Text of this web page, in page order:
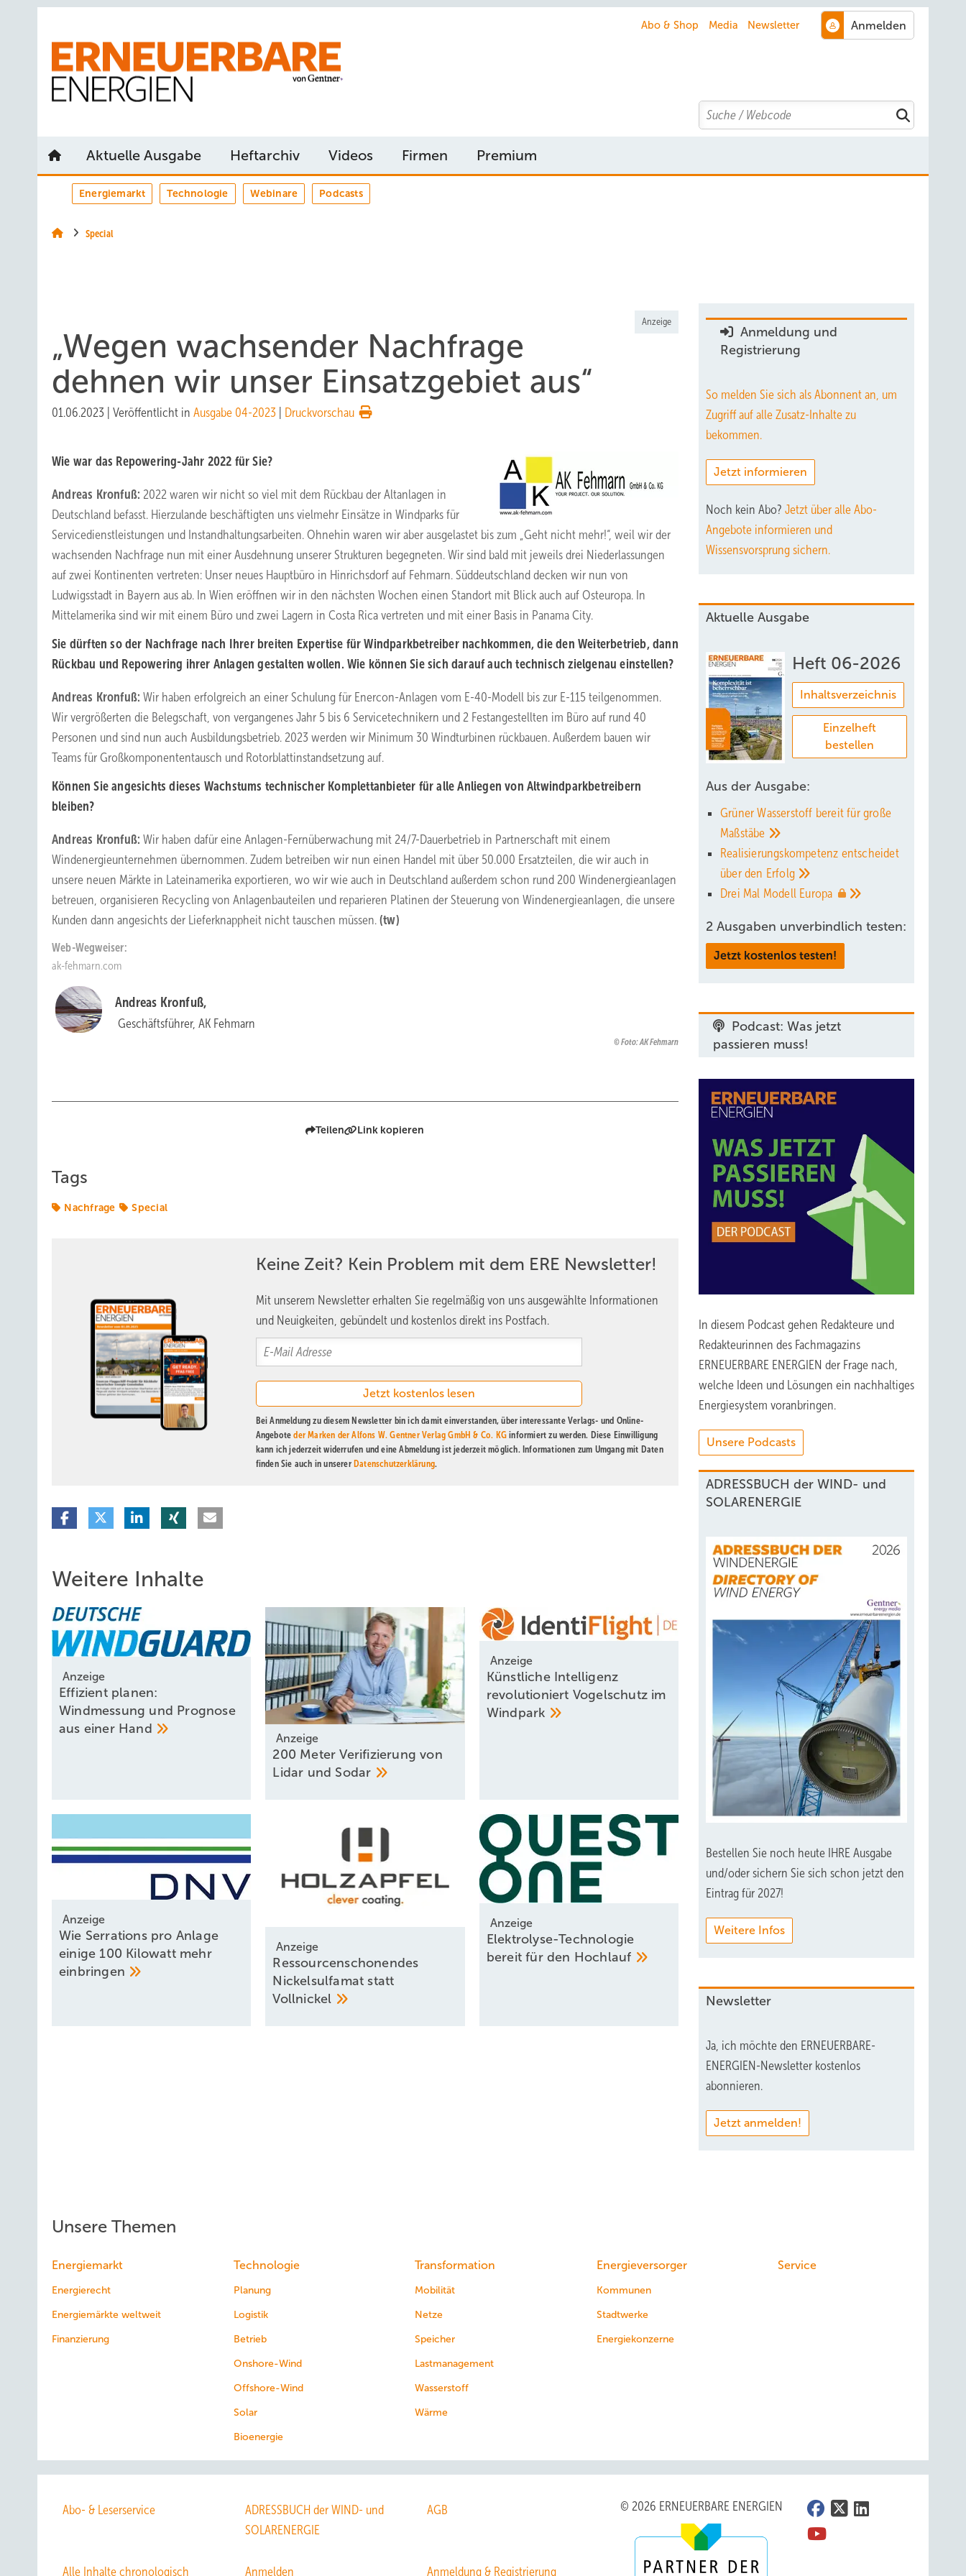
Abo & Shop Media Newsletter
Search
Aktuelle Ausgabe Heftarchiv Videos Firmen Premium
Energiemarkt Technologie Webinare Podcasts
Special
Anzeige
„Wegen wachsender Nachfrage
dehnen wir unser Einsatzgebiet aus“
01.06.2023 Veröffentlicht in Ausgabe 04-2023 Druckvorschau
Wie war das Repowering-Jahr 2022 für Sie?
Andreas Kronfuß: 2022 waren wir nicht so viel mit dem Rückbau der Altanlagen in
Deutschland befasst. Hierzulande beschäftigten uns vielmehr Einsätze in Windparks für
Servicedienstleistungen und Instandhaltungsarbeiten. Ohnehin waren wir aber ausgelastet bis zum „Geht nicht mehr!“, weil wir der
wachsenden Nachfrage nun mit einer Ausdehnung unserer Strukturen begegneten. Wir sind bald mit jeweils drei Niederlassungen
auf zwei Kontinenten vertreten: Unser neues Hauptbüro in Hinrichsdorf auf Fehmarn. Süddeutschland decken wir nun von
Ludwigsstadt in Bayern aus ab. In Wien eröffnen wir in den nächsten Wochen einen Standort mit Blick auch auf Osteuropa. In
Mittelamerika sind wir mit einem Büro und zwei Lagern in Costa Rica vertreten und mit einer Basis in Panama City.
Sie dürften so der Nachfrage nach Ihrer breiten Expertise für Windparkbetreiber nachkommen, die den Weiterbetrieb, dann
Rückbau und Repowering ihrer Anlagen gestalten wollen. Wie können Sie sich darauf auch technisch zielgenau einstellen?
Andreas Kronfuß: Wir haben erfolgreich an einer Schulung für Enercon-Anlagen vom E-40-Modell bis zur E-115 teilgenommen.
Wir vergrößerten die Belegschaft, von vergangenes Jahr 5 bis 6 Servicetechnikern und 2 Festangestellten im Büro auf rund 40
Personen und sind nun auch Ausbildungsbetrieb. 2023 werden wir Minimum 30 Windturbinen rückbauen. Außerdem bauen wir
Teams für Großkomponententausch und Rotorblattinstandsetzung auf.
Können Sie angesichts dieses Wachstums technischer Komplettanbieter für alle Anliegen von Altwindparkbetreibern
bleiben?
Andreas Kronfuß: Wir haben dafür eine Anlagen-Fernüberwachung mit 24/7-Dauerbetrieb in Partnerschaft mit einem
Windenergieunternehmen übernommen. Zudem betreiben wir nun einen Handel mit über 50.000 Ersatzteilen, die wir auch in
unsere neuen Märkte in Lateinamerika exportieren, wo wir wie auch in Deutschland außerdem schon rund 200 Windenergieanlagen
betreuen, organisieren Recycling von Anlagenbauteilen und reparieren Platinen der Steuerung von Windenergieanlagen, die unsere
Kunden dann angesichts der Lieferknappheit nicht tauschen müssen. (tw)
Web-Wegweiser:
ak-fehmarn.com
Andreas Kronfuß,
Geschäftsführer, AK Fehmarn
Foto: AK Fehmarn
Teilen Link kopieren
Tags
Nachfrage Special
Keine Zeit? Kein Problem mit dem ERE Newsletter!
Mit unserem Newsletter erhalten Sie regelmäßig von uns ausgewählte Informationen
und Neuigkeiten, gebündelt und kostenlos direkt ins Postfach.
Bei Anmeldung zu diesem Newsletter bin ich damit einverstanden, über interessante Verlags- und Online-
Angeboteder Marken der Alfons W. Gentner Verlag GmbH & Co. KG informiert zu werden. Diese Einwilligung
kann ich jederzeit widerrufen und eine Abmeldung ist jederzeit möglich. Informationen zum Umgang mit Daten
finden Sie auch in unserer Datenschutzerklärung.
Weitere Inhalte
Anzeige
Effizient planen:
Windmessung und Prognose
aus einer Hand
Anzeige
200 Meter Verifizierung von
Lidar und Sodar
Anzeige
Künstliche Intelligenz
revolutioniert Vogelschutz im
Windpark
Anzeige
Wie Serrations pro Anlage
einige 100 Kilowatt mehr
einbringen
Anzeige
Ressourcenschonendes
Nickelsulfamat statt
Vollnickel
Anzeige
Elektrolyse-Technologie
bereit für den Hochlauf
Anmeldung und
Registrierung
So melden Sie sich als Abonnent an, um
Zugriff auf alle Zusatz-Inhalte zu
bekommen.
Jetzt informieren
Noch kein Abo? Jetzt über alle Abo-
Angebote informieren und
Wissensvorsprung sichern.
Aktuelle Ausgabe
Heft 06-2026
Inhaltsverzeichnis
Einzelheft
bestellen
Aus der Ausgabe:
Grüner Wasserstoff bereit für große
Maßstäbe
Realisierungskompetenz entscheidet
über den Erfolg
Drei Mal Modell Europa
2 Ausgaben unverbindlich testen:
Jetzt kostenlos testen!
Podcast: Was jetzt
passieren muss!
In diesem Podcast gehen Redakteure und
Redakteurinnen des Fachmagazins
ERNEUERBARE ENERGIEN der Frage nach,
welche Ideen und Lösungen ein nachhaltiges
Energiesystem voranbringen.
Unsere Podcasts
ADRESSBUCH der WIND- und
SOLARENERGIE
Bestellen Sie noch heute IHRE Ausgabe
und/oder sichern Sie sich schon jetzt den
Eintrag für 2027!
Weitere Infos
Newsletter
Ja, ich möchte den ERNEUERBARE-
ENERGIEN-Newsletter kostenlos
abonnieren.
Jetzt anmelden!
Unsere Themen
Energiemarkt
Energierecht
Energiemärkte weltweit
Finanzierung
Technologie
Planung
Logistik
Betrieb
Onshore-Wind
Offshore-Wind
Solar
Bioenergie
Transformation
Mobilität
Netze
Speicher
Lastmanagement
Wasserstoff
Wärme
Energieversorger
Kommunen
Stadtwerke
Energiekonzerne
Service
Abo- & Leserservice
ADRESSBUCH der WIND- und
SOLARENERGIE
AGB
Alle Inhalte chronologisch Anmelden Anmeldung & Registrierung
© 2026 ERNEUERBARE ENERGIEN